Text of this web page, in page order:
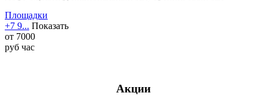
Площадки
+7 9... Показать
от 7000
руб час
Акции